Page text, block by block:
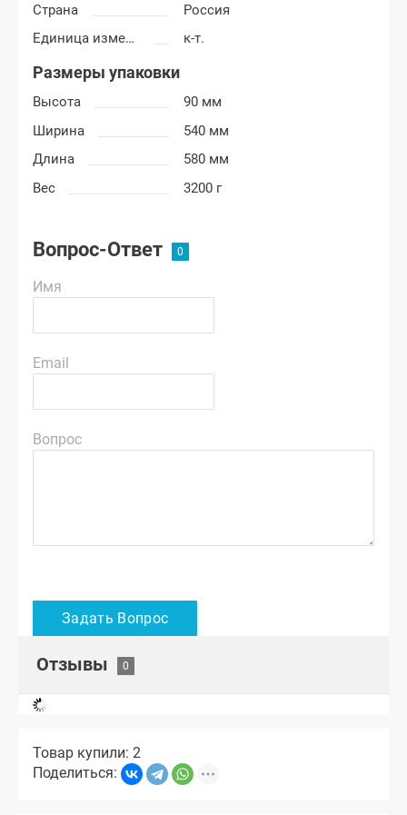
Страна
Россия
Единица измерения
к-т.
Размеры упаковки
Высота
90 мм
Ширина
540 мм
Длина
580 мм
Вес
3200 г
Вопрос-Ответ
Имя
Email
Вопрос
Отзывы
Товар купили: 2
Поделиться: